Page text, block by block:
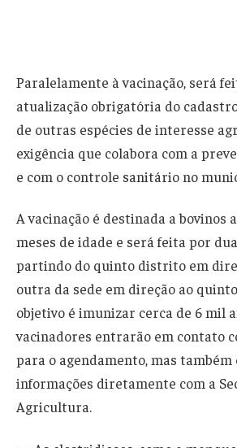
Paralelamente à vacinação, será
atualização obrigatória do
de outras espécies de interesse
exigência que colabora com a
e com o controle sanitário no
A vacinação é destinada a bovinos
meses de idade e será feita por
partindo do quinto distrito em
outra da sede em direção ao
objetivo é imunizar cerca de 6 mil
vacinadores entrarão em contato
para o agendamento, mas também
informações diretamente com a
Agricultura.